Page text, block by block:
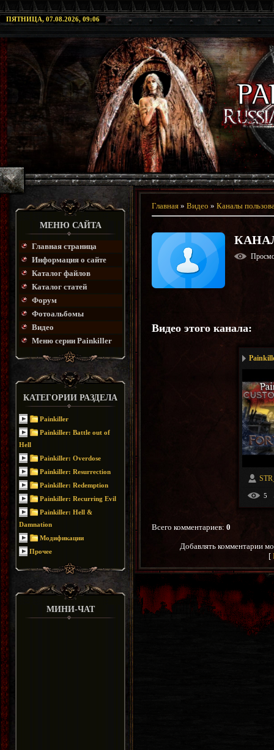
ПЯТНИЦА, 07.08.2026, 09:06
МЕНЮ САЙТА
Главная страница
Информация о сайте
Каталог файлов
Каталог статей
Форум
Фотоальбомы
Видео
Меню серии Painkiller
КАТЕГОРИИ РАЗДЕЛА
Painkiller
Painkiller: Battle out of
Hell
Painkiller: Overdose
Painkiller: Resurrection
Painkiller: Redemption
Painkiller: Recurring Evil
Painkiller: Hell &
Damnation
Модификации
Прочее
МИНИ-ЧАТ
Главная » Видео » Каналы
Видео этого канала:
5
Всего комментариев: 0
Добавлять комментарии
[